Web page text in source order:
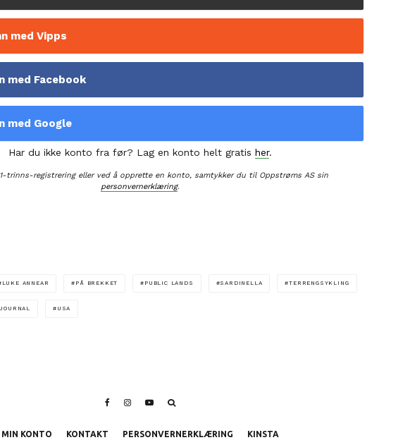
med Vipps
med Facebook
med Google
Har du ikke konto fra før? Lag en konto helt gratis her.
1-trinns-registrering eller ved å opprette en konto, samtykker du til Oppstrøms AS sin
personvernerklæring.
LUKE ANNEAR PÅ BREKKET PUBLIC LANDS SARDINELLA TERRENGSYKLING
USA
MIN KONTO KONTAKT PERSONVERNERKLÆRING KINSTA